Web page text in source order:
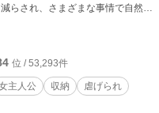
らされ、さまざまな事情で自然死
たイルヴァは、命をかけた選択
位 / 53,293件
主人公 収納
虐げられ